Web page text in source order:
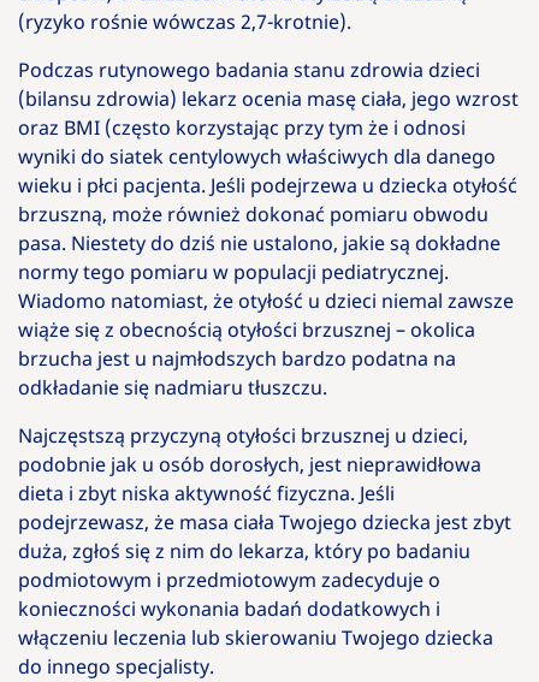
(ryzyko rośnie wówczas 2,7-krotnie).
Podczas rutynowego badania stanu zdrowia dzieci
(bilansu zdrowia) lekarz ocenia masę ciała, jego wzrost
oraz BMI (często korzystając przy tym że i odnosi
wyniki do siatek centylowych właściwych dla danego
wieku i płci pacjenta. Jeśli podejrzewa u dziecka otyłość
brzuszną, może również dokonać pomiaru obwodu
pasa. Niestety do dziś nie ustalono, jakie są dokładne
normy tego pomiaru w populacji pediatrycznej.
Wiadomo natomiast, że otyłość u dzieci niemal zawsze
wiąże się z obecnością otyłości brzusznej – okolica
brzucha jest u najmłodszych bardzo podatna na
odkładanie się nadmiaru tłuszczu.
Najczęstszą przyczyną otyłości brzusznej u dzieci,
podobnie jak u osób dorosłych, jest nieprawidłowa
dieta i zbyt niska aktywność fizyczna. Jeśli
podejrzewasz, że masa ciała Twojego dziecka jest zbyt
duża, zgłoś się z nim do lekarza, który po badaniu
podmiotowym i przedmiotowym zadecyduje o
konieczności wykonania badań dodatkowych i
włączeniu leczenia lub skierowaniu Twojego dziecka
do innego specjalisty.